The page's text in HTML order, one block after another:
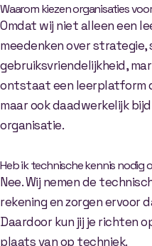
Waarom kiezen organisaties
Omdat wij niet alleen een
meedenken over strategie,
gebruiksvriendelijkheid,
ontstaat een leerplatform
maar ook daadwerkelijk
organisatie.
Heb ik technische kennis
Nee. Wij nemen de
rekening en zorgen ervoor
Daardoor kun jij je richten
plaats van op techniek.